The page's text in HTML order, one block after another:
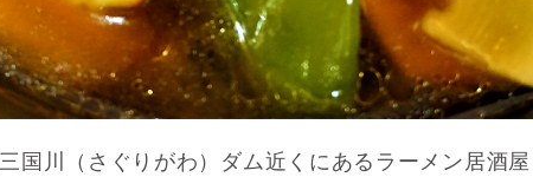
国川（さぐりがわ）ダム近くにあるラーメン居酒